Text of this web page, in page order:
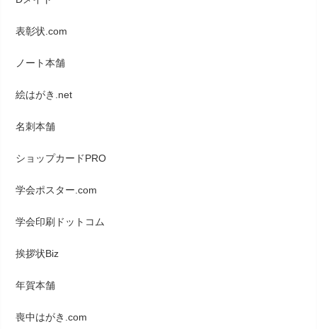
表彰状.com
ノート本舗
絵はがき.net
名刺本舗
ショップカードPRO
学会ポスター.com
学会印刷ドットコム
挨拶状Biz
年賀本舗
喪中はがき.com